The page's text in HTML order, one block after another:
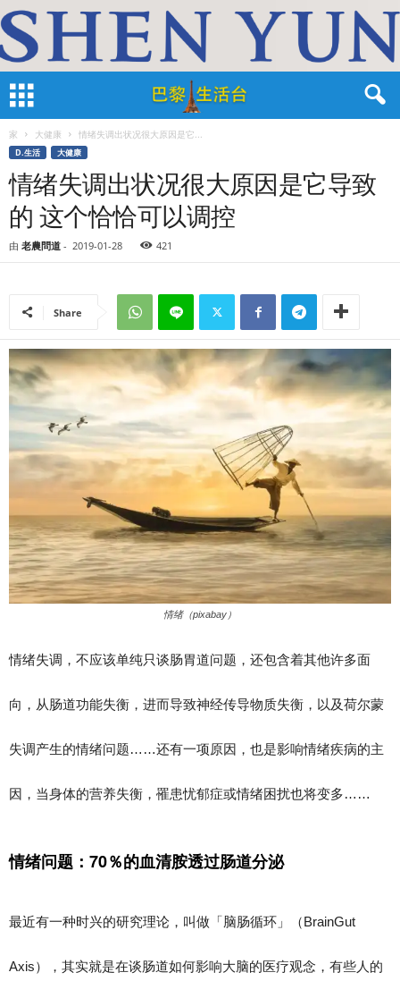
家 大健康 情绪失调出状况很大原因是它...
D.生活 大健康
情绪失调出状况很大原因是它导致
的 这个恰恰可以调控
由 老農問道 - 2019-01-28 421
Share
情绪（pixabay）
情绪失调，不应该单纯只谈肠胃道问题，还包含着其他许多面
向，从肠道功能失衡，进而导致神经传导物质失衡，以及荷尔蒙
失调产生的情绪问题……还有一项原因，也是影响情绪疾病的主
因，当身体的营养失衡，罹患忧郁症或情绪困扰也将变多……
情绪问题：70％的血清胺透过肠道分泌
最近有一种时兴的研究理论，叫做「脑肠循环」（BrainGut
Axis），其实就是在谈肠道如何影响大脑的医疗观念，有些人的